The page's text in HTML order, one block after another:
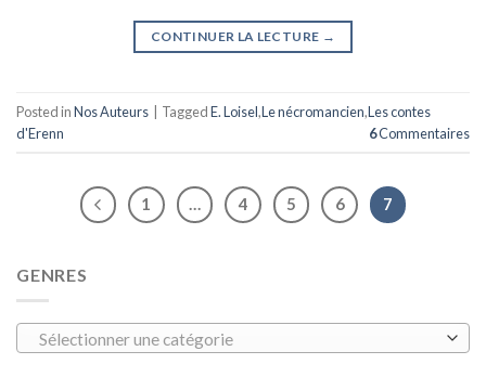
CONTINUER LA LECTURE →
Posted inNos Auteurs | TaggedE. Loisel,Le nécromancien,Les contes
d'Erenn
6Commentaires
1 … 4 5 6 7
GENRES
Sélectionner une catégorie